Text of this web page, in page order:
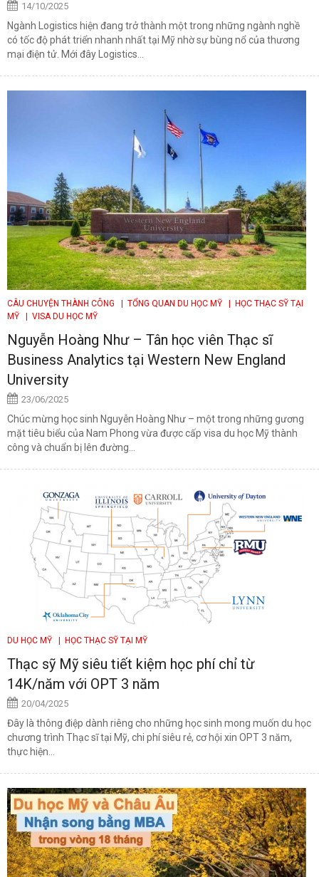
14/10/2025
Ngành Logistics hiện đang trở thành một trong những ngành nghề
có tốc độ phát triển nhanh nhất tại Mỹ nhờ sự bùng nổ của thương
mại điện tử. Mới đây Logistics...
CÂU CHUYỆN THÀNH CÔNG | TỔNG QUAN DU HỌC MỸ
| HỌC THẠC SỸ TẠI
MỸ
| VISA DU HỌC MỸ
Nguyễn Hoàng Như – Tân học viên Thạc sĩ
Business Analytics tại Western New England
University
23/06/2025
Chúc mừng học sinh Nguyễn Hoàng Như – một trong những gương
mặt tiêu biểu của Nam Phong vừa được cấp visa du học Mỹ thành
công và chuẩn bị lên đường...
DU HỌC MỸ | HỌC THẠC SỸ TẠI MỸ
Thạc sỹ Mỹ siêu tiết kiệm học phí chỉ từ
14K/năm với OPT 3 năm
20/04/2025
Đây là thông điệp dành riêng cho những học sinh mong muốn du học
chương trình Thạc sĩ tại Mỹ, chi phí siêu rẻ, cơ hội xin OPT 3 năm,
thực hiện...